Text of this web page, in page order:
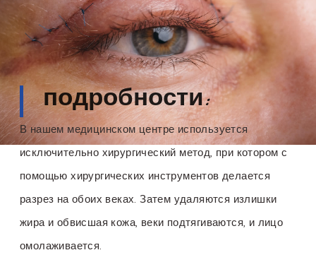
подробности:
В нашем медицинском центре используется
исключительно хирургический метод, при котором с
помощью хирургических инструментов делается
разрез на обоих веках. Затем удаляются излишки
жира и обвисшая кожа, веки подтягиваются, и лицо
омолаживается.